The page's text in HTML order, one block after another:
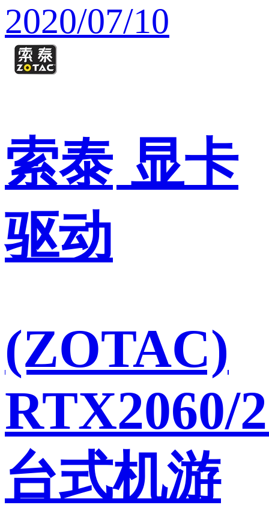
2020/07/10
索泰 显卡
驱动
(ZOTAC)
RTX2060/
台式机游